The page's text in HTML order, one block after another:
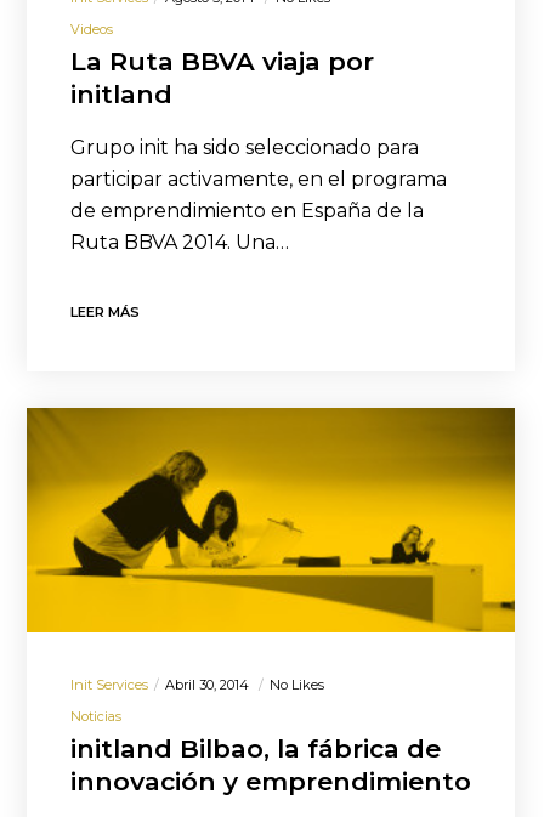
Videos
La Ruta BBVA viaja por
initland
Grupo init ha sido seleccionado para
participar activamente, en el programa
de emprendimiento en España de la
Ruta BBVA 2014. Una…
LEER MÁS
Init Services Abril 30, 2014
No Likes
Noticias
initland Bilbao, la fábrica de
innovación y emprendimiento